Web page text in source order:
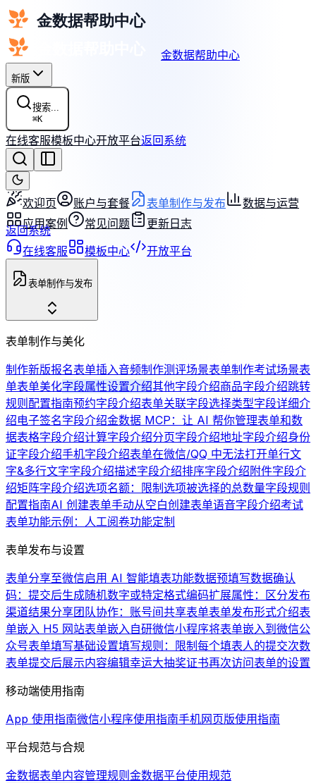
金数据帮助中心
新版
搜索...
⌘K
在线客服模板中心开放平台返回系统
欢迎页 账户与套餐 表单制作与发布
数据与运营
应用案例
常见问题 更新日志
返回系统
在线客服
模板中心 开放平台
表单制作与发布
表单制作与美化
制作新版报名表单插入音频制作测评场景表单制作考试场景表
单表单美化字段属性设置介绍其他字段介绍商品字段介绍跳转
规则配置指南预约字段介绍表单关联字段选择类型字段详细介
绍电子签名字段介绍金数据 MCP：让 AI 帮你管理表单和数
据表格字段介绍计算字段介绍分页字段介绍地址字段介绍身份
证字段介绍手机字段介绍表单在微信/QQ 中无法打开单行文
字&多行文字字段介绍描述字段介绍排序字段介绍附件字段介
绍矩阵字段介绍选项名额：限制选项被选择的总数量字段规则
配置指南AI 创建表单手动从空白创建表单语音字段介绍考试
表单功能示例：人工阅卷功能定制
表单发布与设置
表单分享至微信启用 AI 智能填表功能数据预填写数据确认
码：提交后生成随机数字或特定格式编码扩展属性：区分发布
渠道结果分享团队协作：账号间共享表单表单发布形式介绍表
单嵌入 H5 网站表单嵌入自研微信小程序将表单嵌入到微信公
众号表单填写基础设置填写规则：限制每个填表人的提交次数
表单提交后展示内容编辑幸运大抽奖证书再次访问表单的设置
移动端使用指南
App 使用指南微信小程序使用指南手机网页版使用指南
平台规范与合规
金数据表单内容管理规则金数据平台使用规范